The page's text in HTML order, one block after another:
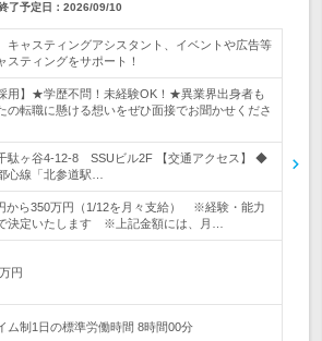
了予定日： 2026/09/10
キャスティングアシスタント、イベントや広告等
スティングをサポート！
用】★学歴不問！未経験OK！★異業界出身者も
の転職に懸ける想いをぜひ面接でお聞かせくださ
駄ヶ谷4-12-8 SSUビル2F 【交通アクセス】 ◆
心線「北参道駅…
から350万円（1/12を月々支給） ※経験・能力
決定いたします ※上記金額には、月…
円
ム制1日の標準労働時間 8時間00分